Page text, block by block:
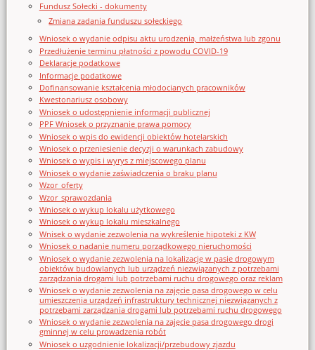
Fundusz Sołecki - dokumenty
Zmiana zadania funduszu sołeckiego
Wniosek o wydanie odpisu aktu urodzenia, małżeństwa lub zgonu
Przedłużenie terminu płatności z powodu COVID-19
Deklaracje podatkowe
Informacje podatkowe
Dofinansowanie kształcenia młodocianych pracowników
Kwestonariusz osobowy
Wniosek o udostępnienie informacji publicznej
PPF Wniosek o przyznanie prawa pomocy
Wniosek o wpis do ewidencji obiektów hotelarskich
Wniosek o przeniesienie decyzji o warunkach zabudowy
Wniosek o wypis i wyrys z miejscowego planu
Wniosek o wydanie zaświadczenia o braku planu
Wzor_oferty
Wzor_sprawozdania
Wniosek o wykup lokalu użytkowego
Wniosek o wykup lokalu mieszkalnego
Wnisek o wydanie zezwolenia na wykreślenie hipoteki z KW
Wniosek o nadanie numeru porządkowego nieruchomości
Wniosek o wydanie zezwolenia na lokalizację w pasie drogowym
obiektów budowlanych lub urządzeń niezwiązanych z potrzebami
zarządzania drogami lub potrzebami ruchu drogowego oraz reklam
Wniosek o wydanie zezwolenia na zajęcie pasa drogowego w celu
umieszczenia urządzeń infrastruktury technicznej niezwiązanych z
potrzebami zarządzania drogami lub potrzebami ruchu drogowego
Wniosek o wydanie zezwolenia na zajęcie pasa drogowego drogi
gminnej w celu prowadzenia robót
Wniosek o uzgodnienie lokalizacji/przebudowy zjazdu